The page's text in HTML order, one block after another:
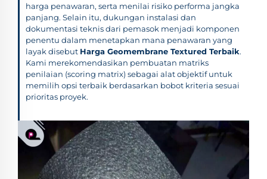
harga penawaran, serta menilai risiko performa jangka
panjang. Selain itu, dukungan instalasi dan
dokumentasi teknis dari pemasok menjadi komponen
penentu dalam menetapkan mana penawaran yang
layak disebut Harga Geomembrane Textured Terbaik.
Kami merekomendasikan pembuatan matriks
penilaian (scoring matrix) sebagai alat objektif untuk
memilih opsi terbaik berdasarkan bobot kriteria sesuai
prioritas proyek.